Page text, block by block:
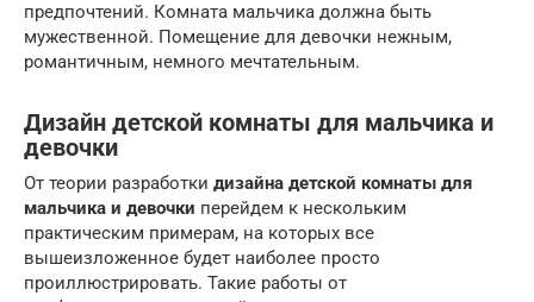
предпочтений. Комната мальчика должна быть
мужественной. Помещение для девочки нежным,
романтичным, немного мечтательным.
Дизайн детской комнаты для мальчика и
девочки
От теории разработки дизайна детской комнаты для
мальчика и девочки перейдем к нескольким
практическим примерам, на которых все
вышеизложенное будет наиболее просто
проиллюстрировать. Такие работы от